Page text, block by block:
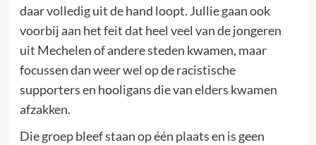
daar volledig uit de hand loopt. Jullie gaan ook
voorbij aan het feit dat heel veel van de jongeren
uit Mechelen of andere steden kwamen, maar
focussen dan weer wel op de racistische
supporters en hooligans die van elders kwamen
afzakken.
Die groep bleef staan op één plaats en is geen